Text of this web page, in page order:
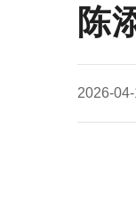
陈
2026-